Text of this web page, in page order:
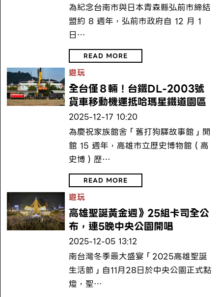
為紀念台南市與日本青森縣弘前市締結
盟約 8 週年，弘前市政府自 12 月 1
日…
READ MORE
遊玩
全台僅８輛！台鐵DL-2003號
貨車移動機運抵哈瑪星鐵道園區
2025-12-17 10:20
為慶祝家族館舍「舊打狗驛故事館」開
館 15 週年，高雄市立歷史博物館（高
史博）歷…
READ MORE
遊玩
高雄聖誕黃金週》25組卡司全公
布，連5晚中央公園開唱
2025-12-05 13:12
南台灣冬季最大盛宴「2025高雄聖誕
生活節」自11月28日於中央公園正式點
燈，聖…